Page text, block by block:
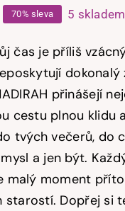
Kč.
Kč.
70% sleva 5 skladem
čas je příliš
dokonalý
přinášejí
cestu plnou klidu a
tvých večerů, do
a jen být.
malý moment
starostí. Dopřej si